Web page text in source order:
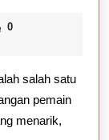
0
salah satu
pemain
menarik,